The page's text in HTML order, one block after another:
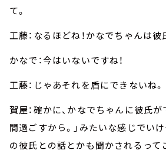
て。
工藤：なるほどね！かなでちゃんは彼
かなで：今はいないですね！
工藤：じゃあそれを盾にできないね。
賀屋：確かに、かなでちゃんに彼氏が
間過ごすから。」みたいな感じでい
の彼氏との話とかも聞かされるって